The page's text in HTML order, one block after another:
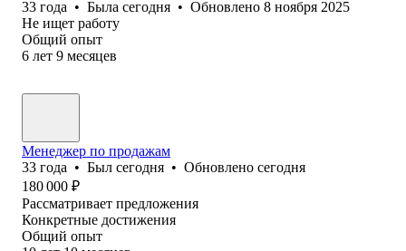
33 года • Была сегодня • Обновлено 8 ноября 2025
Не ищет работу
Общий опыт
6 лет 9 месяцев
Менеджер по продажам
33 года • Был сегодня • Обновлено сегодня
180 000 ₽
Рассматривает предложения
Конкретные достижения
Общий опыт